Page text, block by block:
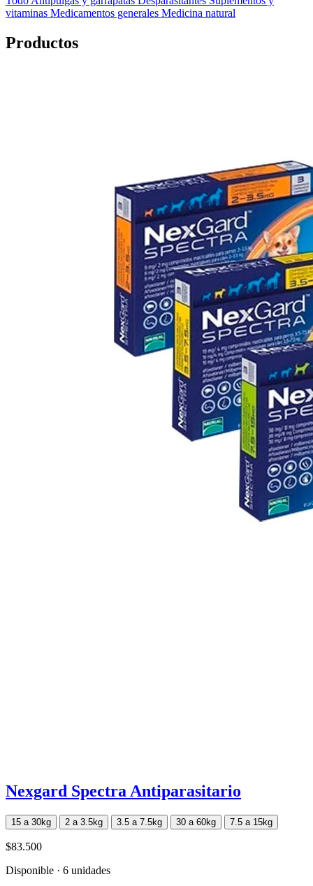
vitaminas Medicamentos generales Medicina natural
Productos
Nexgard Spectra Antiparasitario
15 a 30kg 2 a 3.5kg 3.5 a 7.5kg 30 a 60kg 7.5 a 15kg
$83.500
Disponible · 6 unidades